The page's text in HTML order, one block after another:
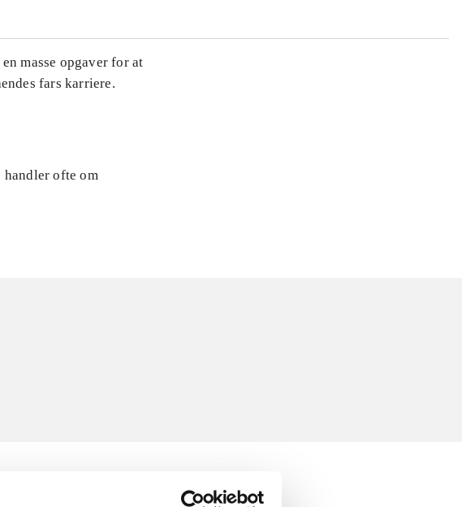
masse opgaver for at
fars karriere.
handler ofte om